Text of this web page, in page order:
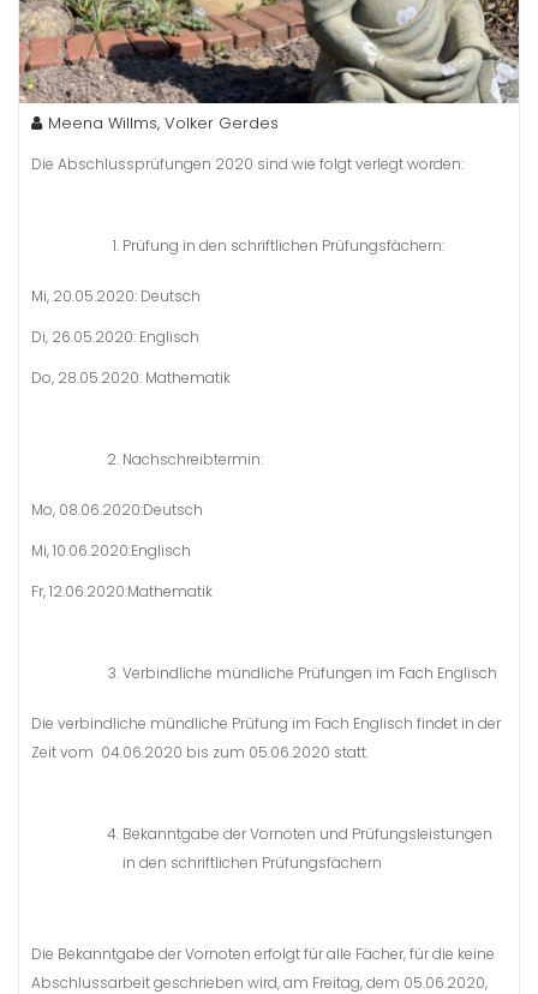
Meena Willms, Volker Gerdes
Die Abschlussprüfungen 2020 sind wie folgt verlegt worden:
Prüfung in den schriftlichen Prüfungsfächern:
Mi, 20.05.2020: Deutsch
Di, 26.05.2020: Englisch
Do, 28.05.2020: Mathematik
Nachschreibtermin:
Mo, 08.06.2020:Deutsch
Mi, 10.06.2020:Englisch
Fr, 12.06.2020:Mathematik
Verbindliche mündliche Prüfungen im Fach Englisch
Die verbindliche mündliche Prüfung im Fach Englisch findet in der
Zeit vom 04.06.2020 bis zum 05.06.2020 statt.
Bekanntgabe der Vornoten und Prüfungsleistungen
in den schriftlichen Prüfungsfächern
Die Bekanntgabe der Vornoten erfolgt für alle Fächer, für die keine
Abschlussarbeit geschrieben wird, am Freitag, dem 05.06.2020,